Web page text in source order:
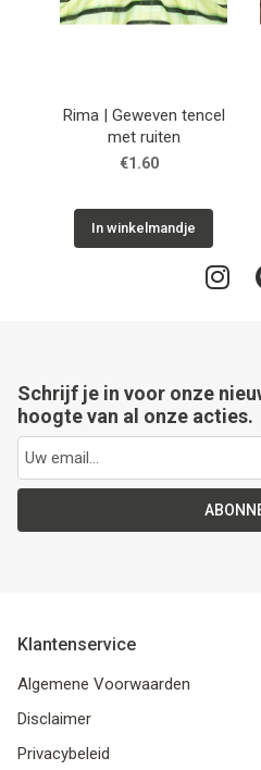
Rima | Geweven tencel
met ruiten
€1.60
In winkelmandje
Schrijf je in voor onze
hoogte van al onze acties.
Klantenservice
Algemene Voorwaarden
Disclaimer
Privacybeleid